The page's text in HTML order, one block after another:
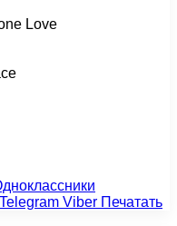
Lоvе
Telegram Viber Печатать